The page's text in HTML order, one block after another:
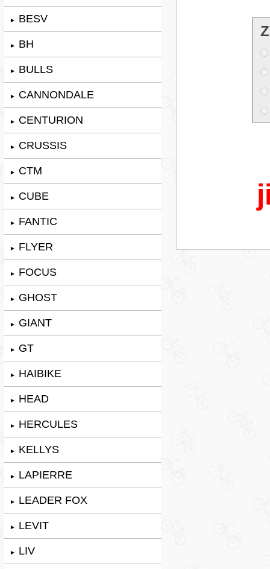
► BESV
► BH
► BULLS
► CANNONDALE
► CENTURION
► CRUSSIS
► CTM
► CUBE
► FANTIC
► FLYER
► FOCUS
► GHOST
► GIANT
► GT
► HAIBIKE
► HEAD
► HERCULES
► KELLYS
► LAPIERRE
► LEADER FOX
► LEVIT
► LIV